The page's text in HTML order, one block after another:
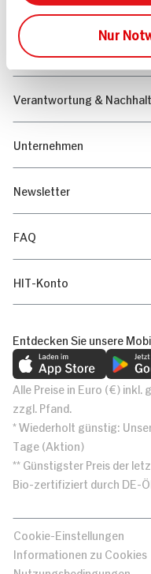
Nur
Marktfinder
Unser Magazin
Verantwortung &
Unternehmen
Newsletter
FAQ
HIT-Konto
Entdecken Sie unsere
Alle Preise in Euro (€)
zzgl. Pfand.
* Wiederholt günstig:
Tage (Aktion)
** Günstigster Preis der
Bio-zertifiziert durch DE-
Cookie-Einstellungen
Informationen zu Cookies